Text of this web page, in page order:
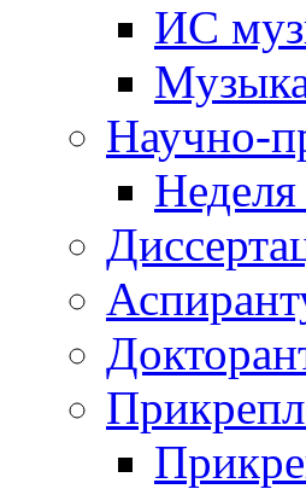
ИС
Научно-